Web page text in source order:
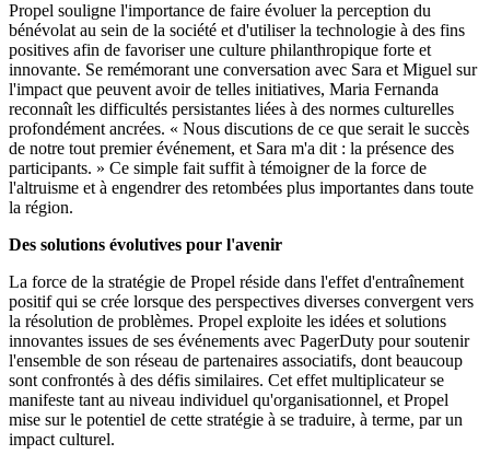
Propel souligne l'importance de faire évoluer la perception du
bénévolat au sein de la société et d'utiliser la technologie à des fins
positives afin de favoriser une culture philanthropique forte et
innovante. Se remémorant une conversation avec Sara et Miguel sur
l'impact que peuvent avoir de telles initiatives, Maria Fernanda
reconnaît les difficultés persistantes liées à des normes culturelles
profondément ancrées. « Nous discutions de ce que serait le succès
de notre tout premier événement, et Sara m'a dit : la présence des
participants. » Ce simple fait suffit à témoigner de la force de
l'altruisme et à engendrer des retombées plus importantes dans toute
la région.
Des solutions évolutives pour l'avenir
La force de la stratégie de Propel réside dans l'effet d'entraînement
positif qui se crée lorsque des perspectives diverses convergent vers
la résolution de problèmes. Propel exploite les idées et solutions
innovantes issues de ses événements avec PagerDuty pour soutenir
l'ensemble de son réseau de partenaires associatifs, dont beaucoup
sont confrontés à des défis similaires. Cet effet multiplicateur se
manifeste tant au niveau individuel qu'organisationnel, et Propel
mise sur le potentiel de cette stratégie à se traduire, à terme, par un
impact culturel.